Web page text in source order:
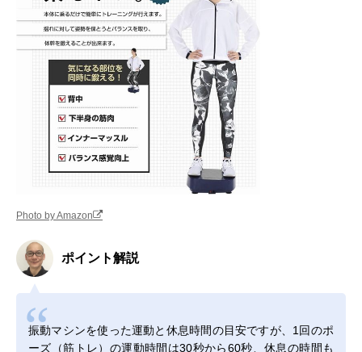
Photo by Amazon
ポイント解説
振動マシンを使った運動と休息時間の目安ですが、1回のポ
ーズ（筋トレ）の運動時間は30秒から60秒、休息の時間も